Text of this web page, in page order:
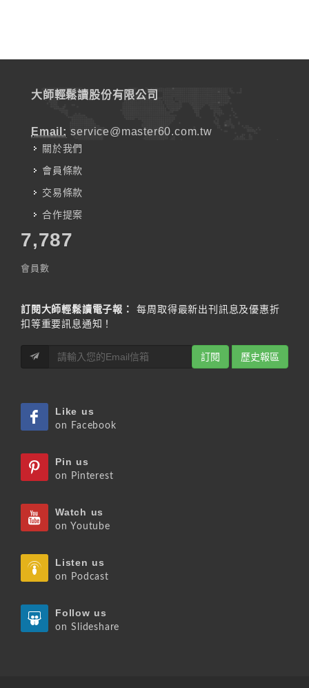
大師輕鬆讀股份有限公司
Email: service@master60.com.tw
關於我們
會員條款
交易條款
合作提案
7,787
會員數
訂閱大師輕鬆讀電子報：
每周取得最新出刊訊息及優惠折
扣等重要訊息通知！
訂閱 歷史報區
Like us
on Facebook
Pin us
on Pinterest
Watch us
on Youtube
Listen us
on Podcast
Follow us
on Slideshare